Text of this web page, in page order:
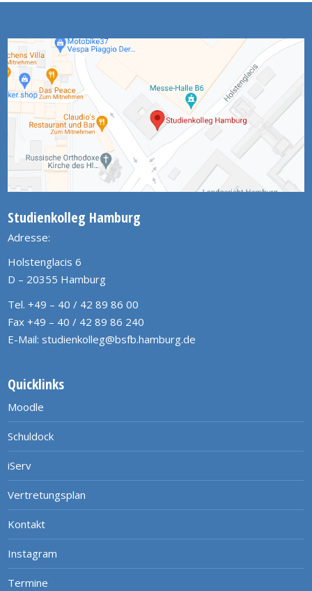
Studienkolleg Hamburg
Adresse:
Holstenglacis 6
D – 20355 Hamburg
Tel. +49 – 40 / 42 89 86 00
Fax +49 – 40 / 42 89 86 240
E-Mail: studienkolleg@bsfb.hamburg.de
Quicklinks
Moodle
Schuldock
iServ
Vertretungsplan
Kontakt
Instagram
Termine